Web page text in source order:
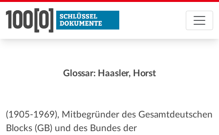
Glossar: Haasler, Horst
(1905-1969), Mitbegründer des Gesamtdeutschen
Blocks (GB) und des Bundes der